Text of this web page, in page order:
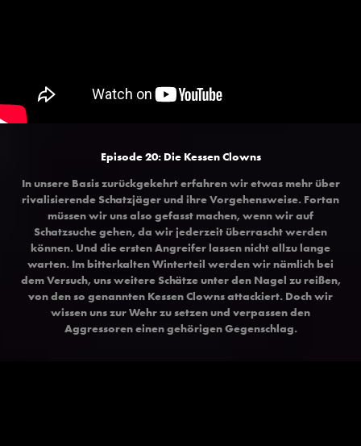
Episode 20: Die Kessen Clowns
In unsere Basis zurückgekehrt erfahren wir etwas mehr über
rivalisierende Schatzjäger und ihre Vorgehensweise. Fortan
müssen wir uns also gefasst machen, wenn wir auf
Schatzsuche gehen, da wir jederzeit überrascht werden
können. Und die ersten Angreifer lassen nicht allzu lange
warten. Im bitterkalten Winterteil werden wir nämlich bei
dem Versuch, uns weitere Schätze unter den Nagel zu reißen,
von den so genannten Kessen Clowns attackiert. Doch wir
wissen uns zur Wehr zu setzen und verpassen den
Aggressoren einen gehörigen Gegenschlag.